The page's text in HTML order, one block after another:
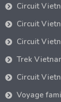
Circuit
Circuit
Circuit
Trek
Circuit
Voyage